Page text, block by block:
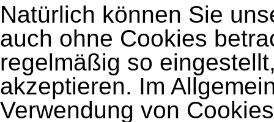
Natürlich können Sie
auch ohne Cookies
regelmäßig so
akzeptieren. Im
Verwendung von